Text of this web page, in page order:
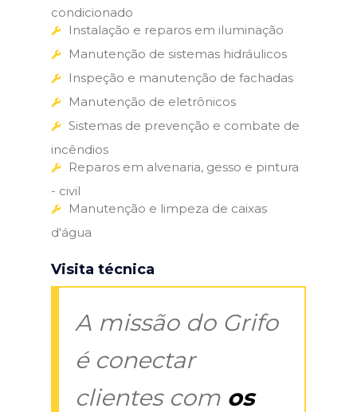
condicionado
Instalação e reparos em iluminação
Manutenção de sistemas hidráulicos
Inspeção e manutenção de fachadas
Manutenção de eletrônicos
Sistemas de prevenção e combate de
incêndios
Reparos em alvenaria, gesso e pintura
- civil
Manutenção e limpeza de caixas
d'água
Visita técnica
A missão do Grifo
é conectar
clientes com os